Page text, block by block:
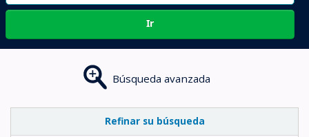
Ir
Búsqueda avanzada
Refinar su búsqueda